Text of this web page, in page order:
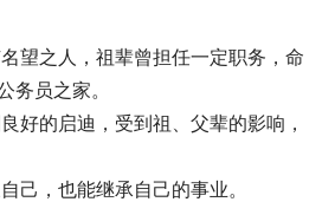
望之人，祖辈曾担任一定职务，命
务员之家。
好的启迪，受到祖、父辈的影响，
己，也能继承自己的事业。